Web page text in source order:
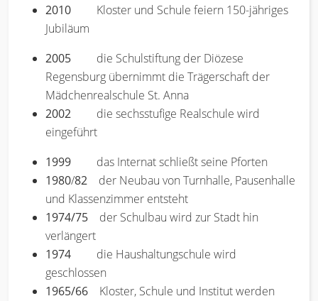
2010 Kloster und Schule feiern 150-jähriges
Jubiläum
2005 die Schulstiftung der Diözese
Regensburg übernimmt die Trägerschaft der
Mädchenrealschule St. Anna
2002 die sechsstufige Realschule wird
eingeführt
1999 das Internat schließt seine Pforten
1980/82 der Neubau von Turnhalle, Pausenhalle
und Klassenzimmer entsteht
1974/75 der Schulbau wird zur Stadt hin
verlängert
1974 die Haushaltungschule wird
geschlossen
1965/66 Kloster, Schule und Institut werden